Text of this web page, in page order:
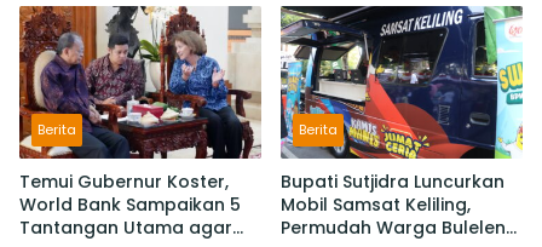
Royong dan Persatuan
Krama
Badung 3-2
Berita
Temui Gubernur Koster,
World Bank Sampaikan 5
Tantangan Utama agar
Berita
Bupati Sutjidra Luncurkan
Mobil Samsat Keliling,
Permudah Warga Buleleng
Berita